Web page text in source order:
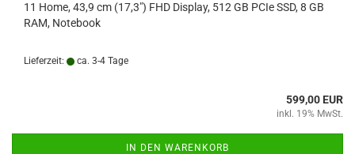
11 Home, 43,9 cm (17,3") FHD Display, 512 GB PCIe SSD, 8 GB
RAM, Notebook
Lieferzeit: ca. 3-4 Tage
599,00 EUR
inkl. 19% MwSt.
IN DEN WARENKORB